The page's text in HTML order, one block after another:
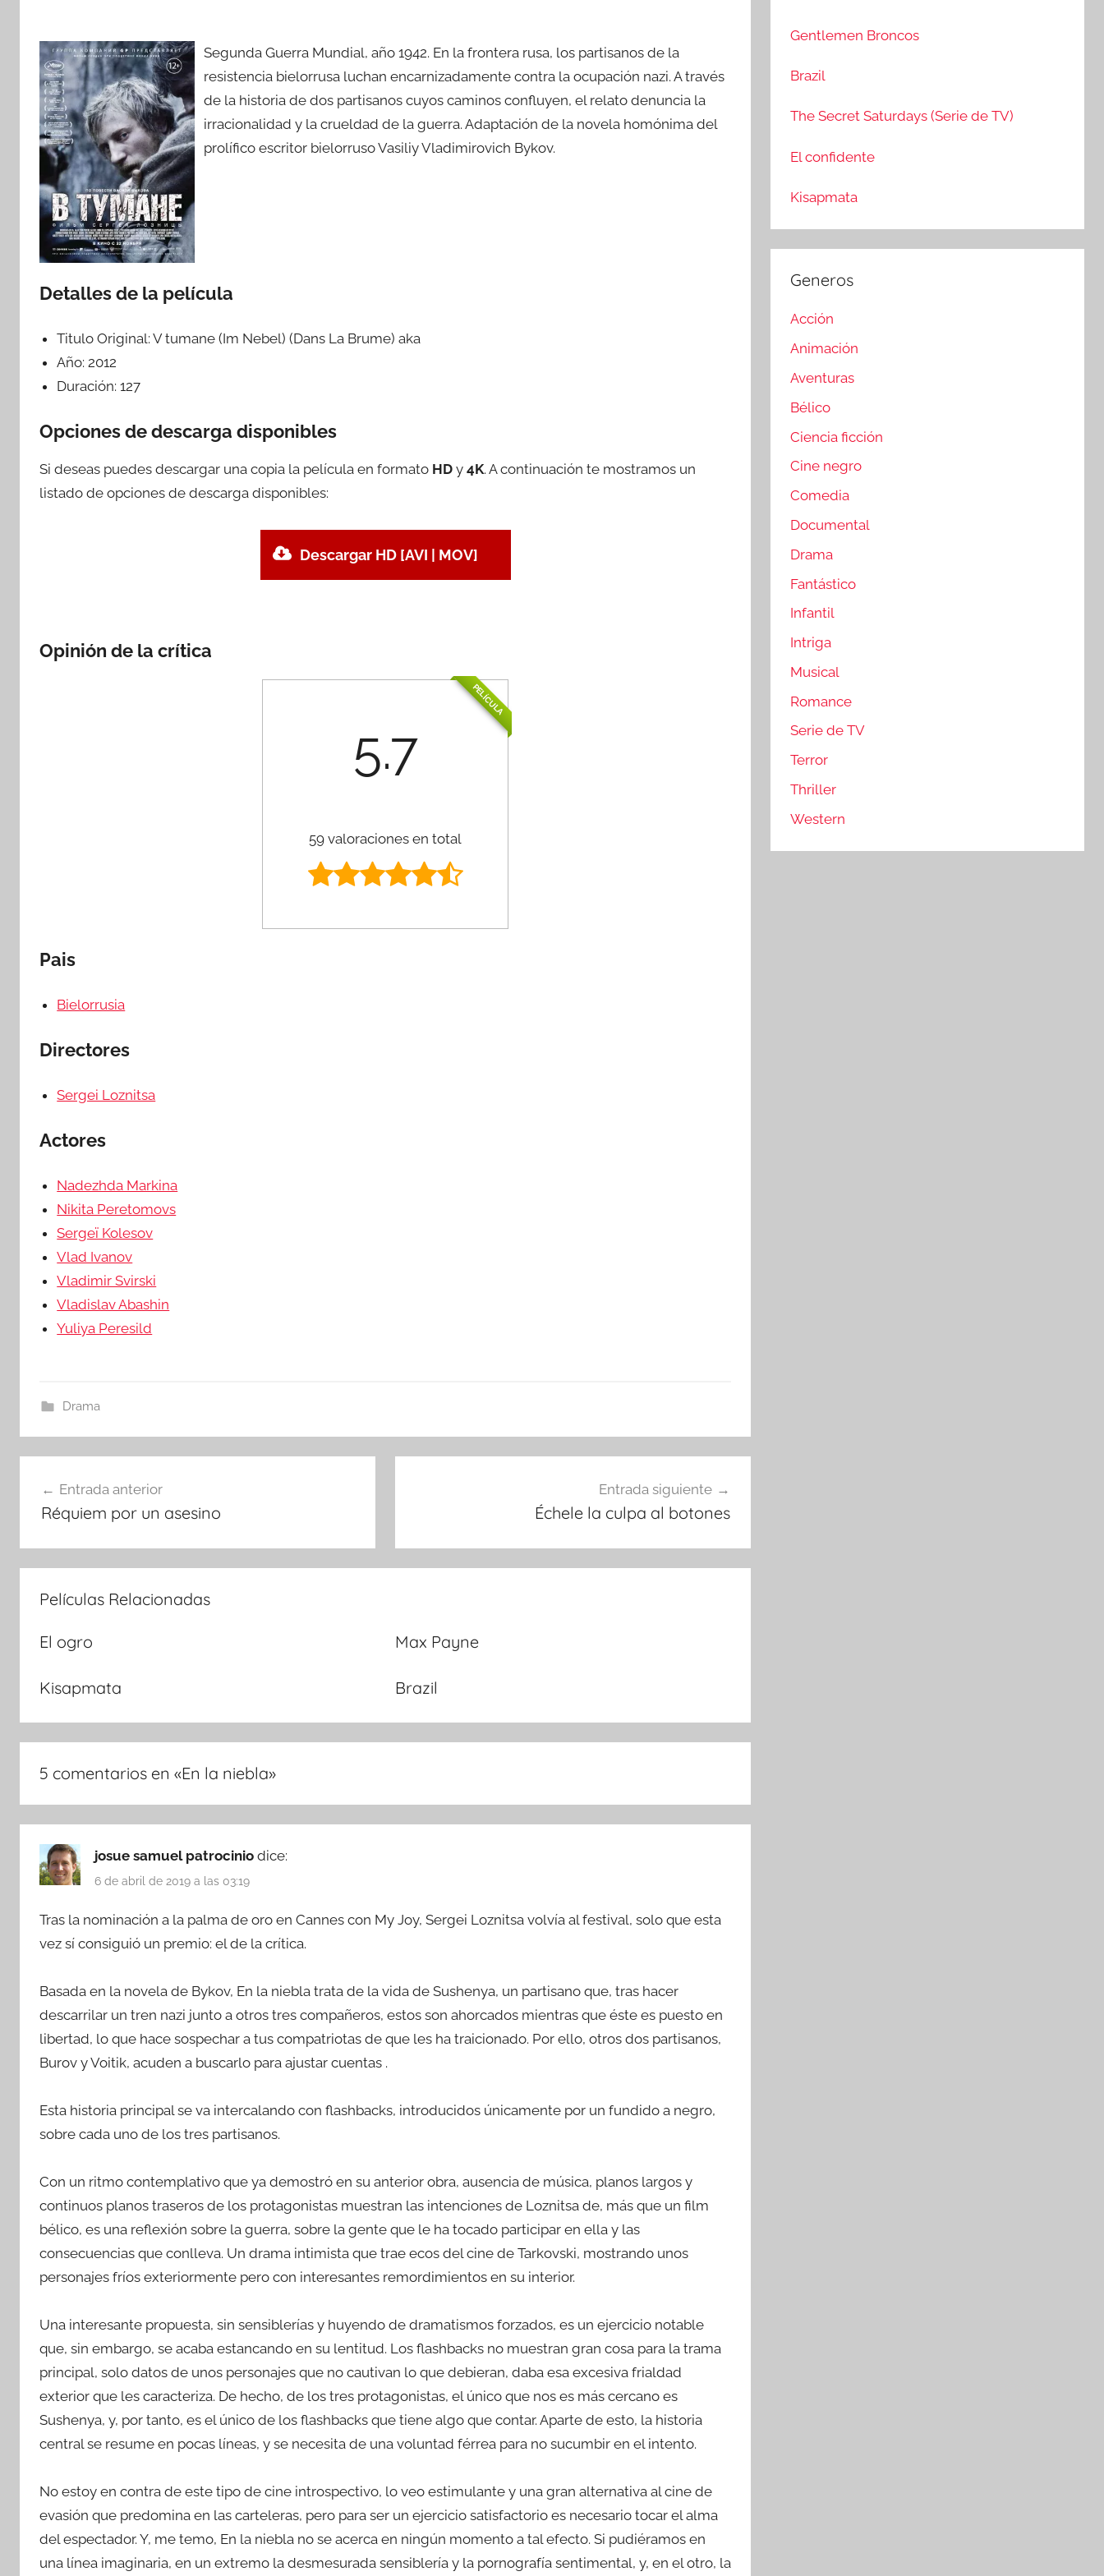
Segunda Guerra Mundial, año 1942. En la frontera rusa, los partisanos de la
resistencia bielorrusa luchan encarnizadamente contra la ocupación nazi. A través
de la historia de dos partisanos cuyos caminos confluyen, el relato denuncia la
irracionalidad y la crueldad de la guerra. Adaptación de la novela homónima del
prolífico escritor bielorruso Vasiliy Vladimirovich Bykov.
Detalles de la película
Titulo Original:V tumane (Im Nebel) (Dans La Brume) aka
Año: 2012
Duración:127
Opciones de descarga disponibles
Si deseas puedes descargar una copia la película en formato HD y 4K. A continuación te mostramos un
listado de opciones de descarga disponibles:
Descargar HD [AVI | MOV]
Opinión de la crítica
PELÍCULA
5.7
59 valoraciones en total
Pais
Bielorrusia
Directores
Sergei Loznitsa
Actores
Nadezhda Markina
Nikita Peretomovs
Sergeï Kolesov
Vlad Ivanov
Vladimir Svirski
Vladislav Abashin
Yuliya Peresild
Drama
Navegación
de
entradas
Entrada anterior
Réquiem por un asesino
Entrada siguiente
Échele la culpa al botones
Películas Relacionadas
El ogro Max Payne
Kisapmata Brazil
5 comentarios en «En la niebla»
josue samuel patrocinio dice:
6 de abril de 2019 a las 03:19
Tras la nominación a la palma de oro en Cannes con My Joy, Sergei Loznitsa volvía al festival, solo que esta
vez sí consiguió un premio: el de la crítica.
Basada en la novela de Bykov, En la niebla trata de la vida de Sushenya, un partisano que, tras hacer
descarrilar un tren nazi junto a otros tres compañeros, estos son ahorcados mientras que éste es puesto en
libertad, lo que hace sospechar a tus compatriotas de que les ha traicionado. Por ello, otros dos partisanos,
Burov y Voitik, acuden a buscarlo para ajustar cuentas .
Esta historia principal se va intercalando con flashbacks, introducidos únicamente por un fundido a negro,
sobre cada uno de los tres partisanos.
Con un ritmo contemplativo que ya demostró en su anterior obra, ausencia de música, planos largos y
continuos planos traseros de los protagonistas muestran las intenciones de Loznitsa de, más que un film
bélico, es una reflexión sobre la guerra, sobre la gente que le ha tocado participar en ella y las
consecuencias que conlleva. Un drama intimista que trae ecos del cine de Tarkovski, mostrando unos
personajes fríos exteriormente pero con interesantes remordimientos en su interior.
Una interesante propuesta, sin sensiblerías y huyendo de dramatismos forzados, es un ejercicio notable
que, sin embargo, se acaba estancando en su lentitud. Los flashbacks no muestran gran cosa para la trama
principal, solo datos de unos personajes que no cautivan lo que debieran, daba esa excesiva frialdad
exterior que les caracteriza. De hecho, de los tres protagonistas, el único que nos es más cercano es
Sushenya, y, por tanto, es el único de los flashbacks que tiene algo que contar. Aparte de esto, la historia
central se resume en pocas líneas, y se necesita de una voluntad férrea para no sucumbir en el intento.
No estoy en contra de este tipo de cine introspectivo, lo veo estimulante y una gran alternativa al cine de
evasión que predomina en las carteleras, pero para ser un ejercicio satisfactorio es necesario tocar el alma
del espectador. Y, me temo, En la niebla no se acerca en ningún momento a tal efecto. Si pudiéramos en
una línea imaginaria, en un extremo la desmesurada sensiblería y la pornografía sentimental, y, en el otro, la
:Gentlemen Broncos
Brazil
The Secret Saturdays (Serie de TV)
El confidente
Kisapmata
Generos
Acción
Animación
Aventuras
Bélico
Ciencia ficción
Cine negro
Comedia
Documental
Drama
Fantástico
Infantil
Intriga
Musical
Romance
Serie de TV
Terror
Thriller
Western